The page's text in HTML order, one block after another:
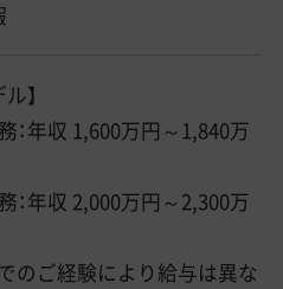
】
：年収 1,600万円～1,840万
：年収 2,000万円～2,300万
のご経験により給与は異な